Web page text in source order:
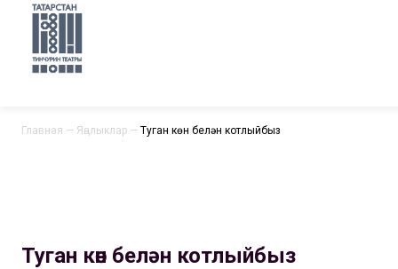
Главная — Яңалыклар — Туган көн белән котлыйбыз
Туган көн белән котлыйбыз